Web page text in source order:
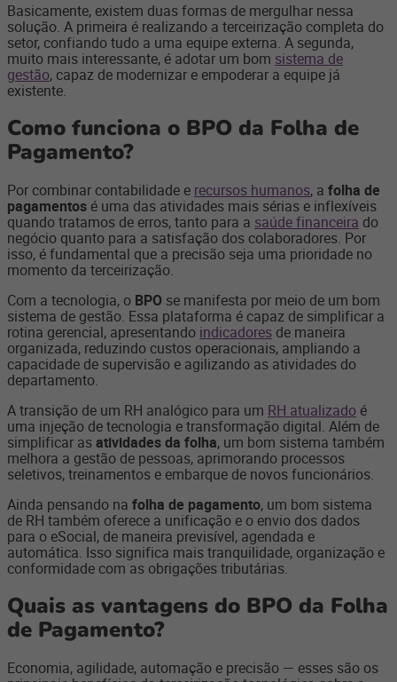
Basicamente, existem duas formas de mergulhar nessa
solução. A primeira é realizando a terceirização completa do
setor, confiando tudo a uma equipe externa. A segunda,
muito mais interessante, é adotar um bom sistema de
gestão, capaz de modernizar e empoderar a equipe já
existente.
Como funciona o BPO da Folha de
Pagamento?
Por combinar contabilidade e recursos humanos, a folha de
pagamentos é uma das atividades mais sérias e inflexíveis
quando tratamos de erros, tanto para a saúde financeira do
negócio quanto para a satisfação dos colaboradores. Por
isso, é fundamental que a precisão seja uma prioridade no
momento da terceirização.
Com a tecnologia, o BPO se manifesta por meio de um bom
sistema de gestão. Essa plataforma é capaz de simplificar a
rotina gerencial, apresentando indicadores de maneira
organizada, reduzindo custos operacionais, ampliando a
capacidade de supervisão e agilizando as atividades do
departamento.
A transição de um RH analógico para um RH atualizado é
uma injeção de tecnologia e transformação digital. Além de
simplificar asatividades da folha, um bom sistema também
melhora a gestão de pessoas, aprimorando processos
seletivos, treinamentos e embarque de novos funcionários.
Ainda pensando na folha de pagamento, um bom sistema
de RH também oferece a unificação e o envio dos dados
para o eSocial, de maneira previsível, agendada e
automática. Isso significa mais tranquilidade, organização e
conformidade com as obrigações tributárias.
Quais as vantagens do BPO da Folha
de Pagamento?
Economia, agilidade, automação e precisão — esses são os